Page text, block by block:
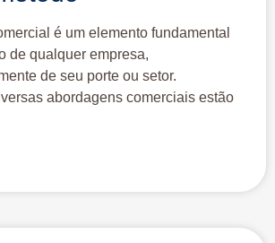
é um elemento fundamental
de qualquer empresa,
de seu porte ou setor.
abordagens comerciais estão